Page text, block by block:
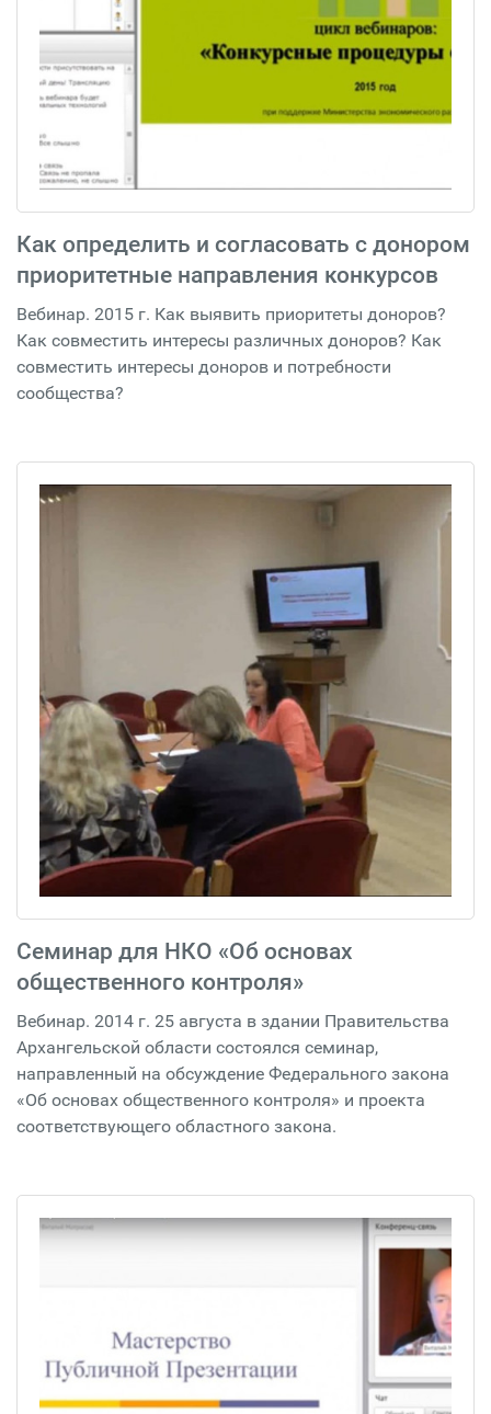
Как определить и согласовать с донором
приоритетные направления конкурсов
Вебинар. 2015 г. Как выявить приоритеты доноров?
Как совместить интересы различных доноров? Как
совместить интересы доноров и потребности
сообщества?
Cеминар для НКО «Об основах
общественного контроля»
Вебинар. 2014 г. 25 августа в здании Правительства
Архангельской области состоялся семинар,
направленный на обсуждение Федерального закона
«Об основах общественного контроля» и проекта
соответствующего областного закона.